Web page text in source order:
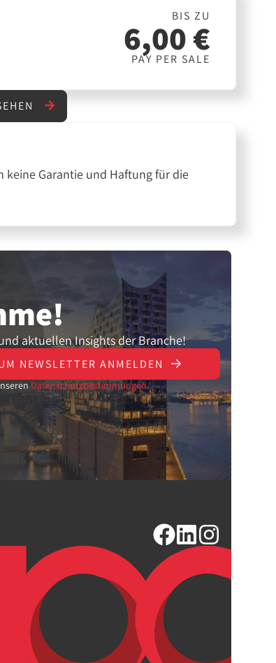
BIS ZU
6,00 €
PAY PER SALE
keine Garantie und Haftung für die
aktuellen Insights der Branche!
NEWSLETTER ANMELDEN
Datenschutzbestimmungen.